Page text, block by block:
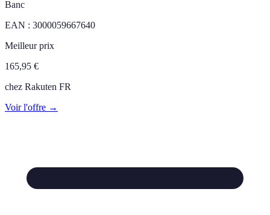
Banc
EAN : 3000059667640
Meilleur prix
165,95 €
chez Rakuten FR
Voir l'offre →